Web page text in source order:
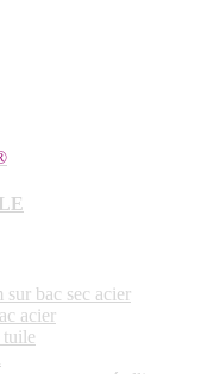
bac sec acier
acier
tuile